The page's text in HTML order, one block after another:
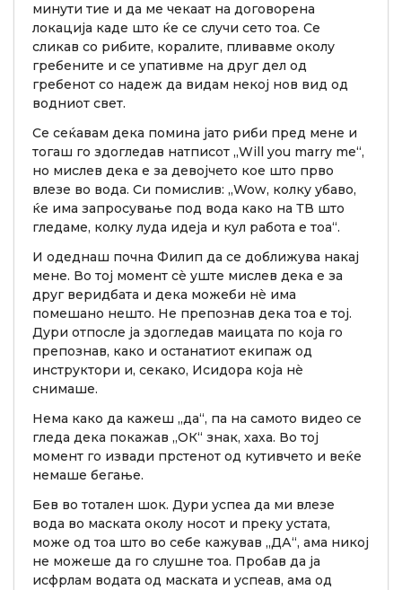
минути тие и да ме чекаат на договорена
локација каде што ќе се случи сето тоа. Се
сликав со рибите, коралите, пливавме околу
гребените и се упативме на друг дел од
гребенот со надеж да видам некој нов вид од
водниот свет.
Се сеќавам дека помина јато риби пред мене и
тогаш го здогледав натписот „Will you marry me“,
но мислев дека е за девојчето кое што прво
влезе во вода. Си помислив: „Wow, колку убаво,
ќе има запросување под вода како на ТВ што
гледаме, колку луда идеја и кул работа е тоа“.
И одеднаш почна Филип да се доближува накај
мене. Во тој момент сè уште мислев дека е за
друг веридбата и дека можеби нè има
помешано нешто. Не препознав дека тоа е тој.
Дури отпосле ја здогледав маицата по која го
препознав, како и останатиот екипаж од
инструктори и, секако, Исидора која нè
снимаше.
Нема како да кажеш „да“, па на самото видео се
гледа дека покажав „ОК“ знак, хаха. Во тој
момент го извади прстенот од кутивчето и веќе
немаше бегање.
Бев во тотален шок. Дури успеа да ми влезе
вода во маската околу носот и преку устата,
може од тоа што во себе кажував „ДА“, ама никој
не можеше да го слушне тоа. Пробав да ја
исфрлам водата од маската и успеав, ама од